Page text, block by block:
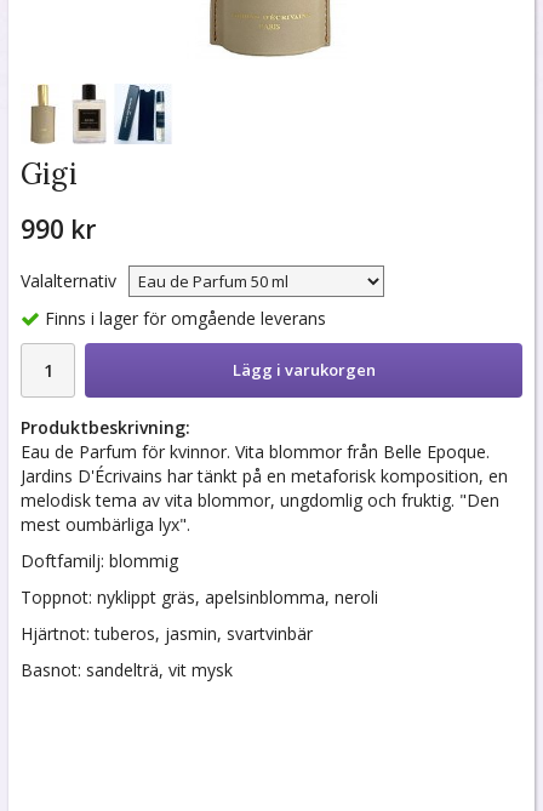
Gigi
990 kr
Valalternativ
Finns i lager för omgående leverans
Lägg i varukorgen
Produktbeskrivning:
Eau de Parfum för kvinnor. Vita blommor från Belle Epoque.
Jardins D'Écrivains har tänkt på en metaforisk komposition, en
melodisk tema av vita blommor, ungdomlig och fruktig. "Den
mest oumbärliga lyx".
Doftfamilj: blommig
Toppnot: nyklippt gräs, apelsinblomma, neroli
Hjärtnot: tuberos, jasmin, svartvinbär
Basnot: sandelträ, vit mysk